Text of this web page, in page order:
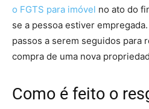
o FGTS para imóvel no ato do
se a pessoa estiver
passos a serem seguidos para
compra de uma nova
Como é feito o